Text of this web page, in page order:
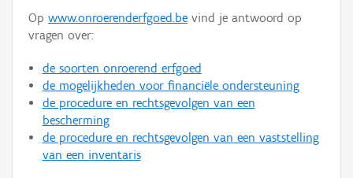
Op www.onroerenderfgoed.be vind je antwoord op
vragen over:
de soorten onroerend erfgoed
de mogelijkheden voor financiële ondersteuning
de procedure en rechtsgevolgen van een
bescherming
de procedure en rechtsgevolgen van een vaststelling
van een inventaris